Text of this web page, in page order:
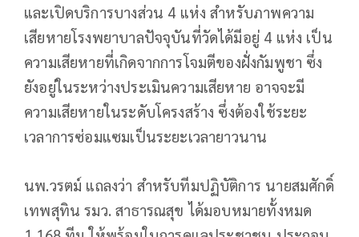
และเปิดบริการบางส่วน 4 แห่ง สำหรับภาพความ
เสียหายโรงพยาบาลปัจจุบันที่วัดได้มีอยู่ 4 แห่ง เป็น
ความเสียหายที่เกิดจากการโจมตีของฝั่งกัมพูชา ซึ่ง
ยังอยู่ในระหว่างประเมินความเสียหาย อาจจะมี
ความเสียหายในระดับโครงสร้าง ซึ่งต้องใช้ระยะ
เวลาการซ่อมแซมเป็นระยะเวลายาวนาน
นพ.วรตม์ แถลงว่า สำหรับทีมปฏิบัติการ นายสมศักดิ์
เทพสุทิน รมว. สาธารณสุข ได้มอบหมายทั้งหมด